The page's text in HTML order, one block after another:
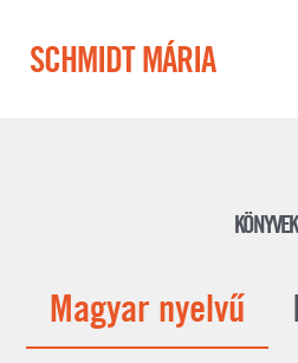
SCHMIDT MÁRIA
KÖNYVEK
Magyar nyelvű